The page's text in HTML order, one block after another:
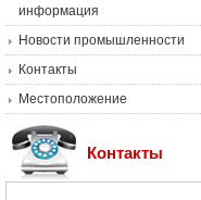
информация
Новости промышленности
Контакты
Местоположение
Контакты